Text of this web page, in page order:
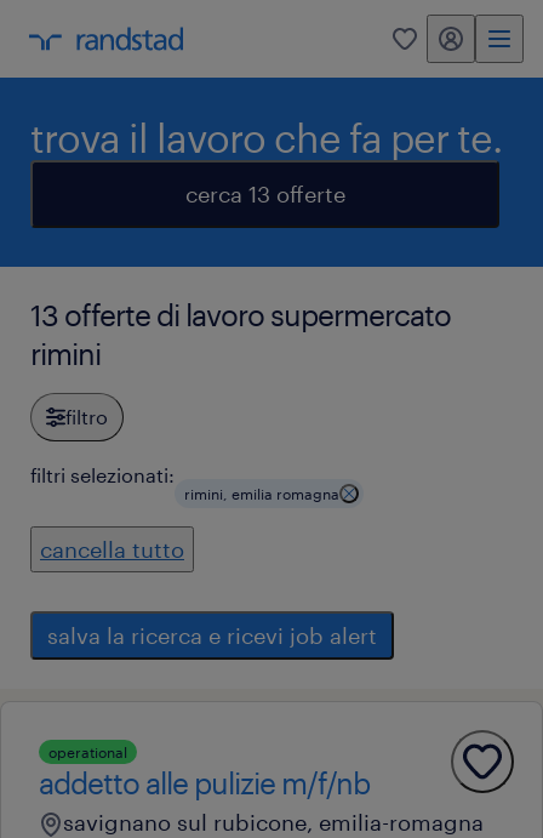
0 my randstad
trova il lavoro che fa per te.
cerca 13 offerte
13 offerte di lavoro supermercato
rimini
filtro
filtri selezionati:
rimini, emilia romagna
cancella tutto
salva la ricerca e ricevi job alert
operational
addetto alle pulizie m/f/nb
savignano sul rubicone, emilia-romagna